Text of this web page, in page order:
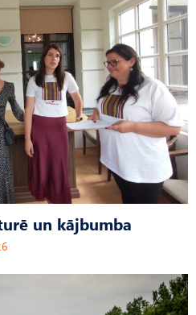
un kājbumba